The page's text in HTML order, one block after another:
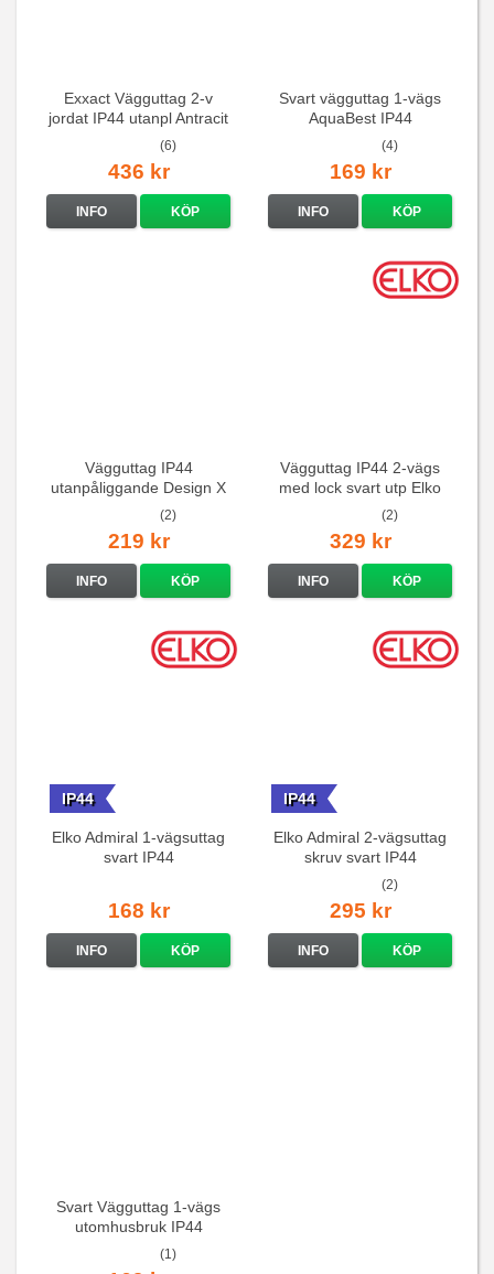
Exxact Vägguttag 2-v
jordat IP44 utanpl Antracit
(6)
436 kr
INFO KÖP
Svart vägguttag 1-vägs
AquaBest IP44
(4)
169 kr
INFO KÖP
Vägguttag IP44
utanpåliggande Design X
Svart 2-vägs
(2)
219 kr
INFO KÖP
Vägguttag IP44 2-vägs
med lock svart utp Elko
(2)
329 kr
INFO KÖP
Elko Admiral 1-vägsuttag
svart IP44
IP44
168 kr
INFO KÖP
Elko Admiral 2-vägsuttag
skruv svart IP44
(2)
IP44
295 kr
INFO KÖP
Svart Vägguttag 1-vägs
utomhusbruk IP44
utanpåliggande
(1)